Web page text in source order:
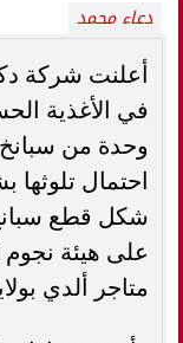
دعاء محمد
أعلنت شركة
وحدة من
احتمال تلوثها
شكل قطع
على هيئة نجوم
متاجر ألدي